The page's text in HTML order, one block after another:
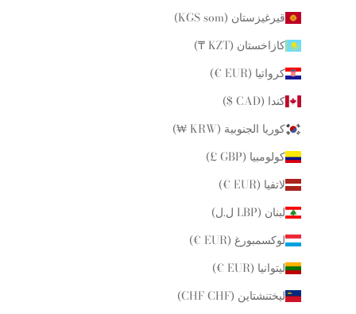
قيرغيزستان (KGS som)
كازاخستان (KZT ₸)
كرواتيا (EUR €)
كندا (CAD $)
كوريا الجنوبية (KRW ₩)
كولومبيا (GBP £)
لاتفيا (EUR €)
لبنان (LBP ل.ل)
لوكسمبورغ (EUR €)
ليتوانيا (EUR €)
ليختنشتاين (CHF CHF)